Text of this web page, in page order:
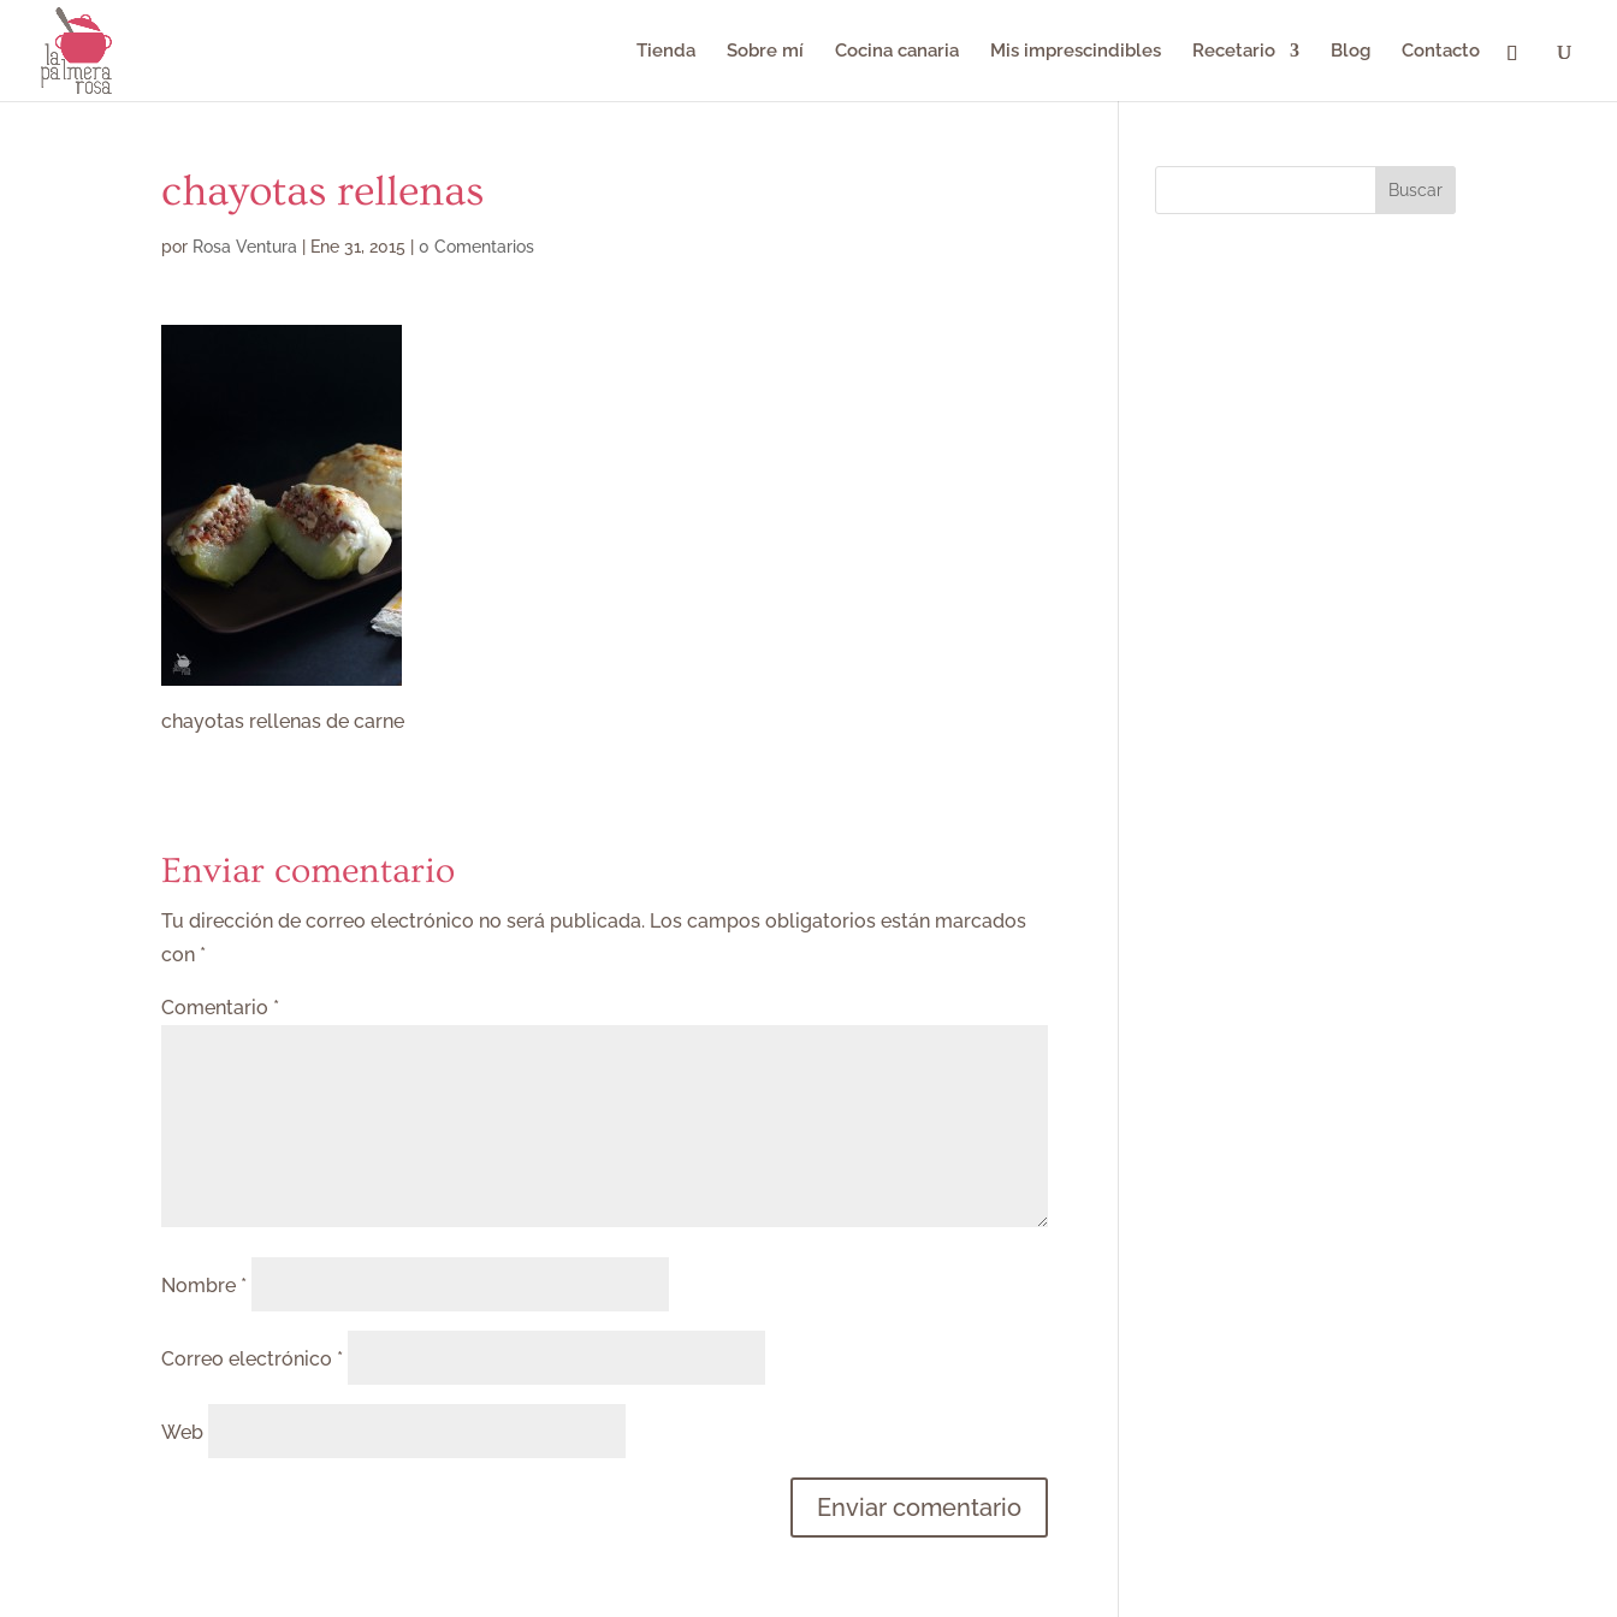
Tienda Sobre mí Cocina canaria Mis imprescindibles Recetario Blog Contacto
chayotas rellenas
por Rosa Ventura Ene 31, 2015 |0 Comentarios
chayotas rellenas de carne
Enviar comentario
Tu dirección de correo electrónico no será publicada. Los campos obligatorios están marcados
con *
Comentario *
Nombre *
Correo electrónico *
Web
Buscar